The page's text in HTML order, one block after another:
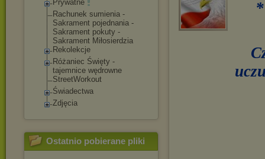
Prywatne
Rachunek sumienia -
Sakrament pojednania -
Sakrament pokuty -
Sakrament Miłosierdzia
Rekolekcje
Różaniec Święty -
tajemnice wędrowne
StreetWorkout
Świadectwa
Zdjęcia
Ostatnio pobierane pliki